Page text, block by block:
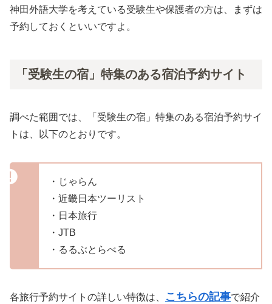
神田外語大学を考えている受験生や保護者の方は、まずは
予約しておくといいですよ。
「受験生の宿」特集のある宿泊予約サイト
調べた範囲では、「受験生の宿」特集のある宿泊予約サイ
トは、以下のとおりです。
・じゃらん
・近畿日本ツーリスト
・日本旅行
・JTB
・るるぶとらべる
各旅行予約サイトの詳しい特徴は、 こちらの記事で紹介